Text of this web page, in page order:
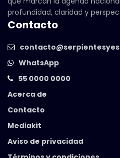
profundidad, claridad y
Contacto
WhatsApp
55 0000 0000
Acerca de
Contacto
Mediakit
Aviso de privacidad